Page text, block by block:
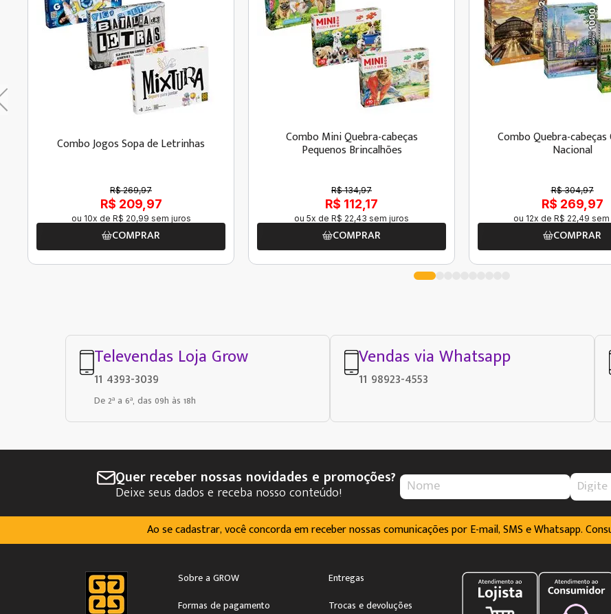
Combo Jogos Sopa de Letrinhas
R$ 269,97
R$ 209,97
ou 10x de R$ 20,99 sem juros
COMPRAR
Combo Mini Quebra-cabeças
Pequenos Brincalhões
R$ 134,97
R$ 112,17
ou 5x de R$ 22,43 sem juros
COMPRAR
Combo Quebra-
Nacional
R$ 304,97
R$ 269,97
ou 12x de R$ 22,49 sem
COMPRAR
Televendas Loja Grow
11 4393-3039
De 2ª a 6ª, das 09h às 18h
Vendas via Whatsapp
11 98923-4553
Quer receber nossas novidades e promoções?
Deixe seus dados e receba nosso conteúdo!
Ao se cadastrar, você concorda em receber nossas comunicações por E-mail, SMS e Whatsapp.
Sobre a GROW
Entregas
Formas de pagamento
Trocas e devoluções